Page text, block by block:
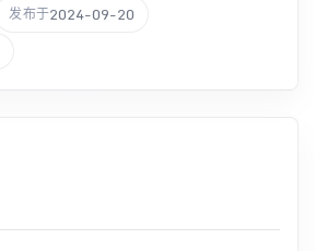
发布于2024-09-20